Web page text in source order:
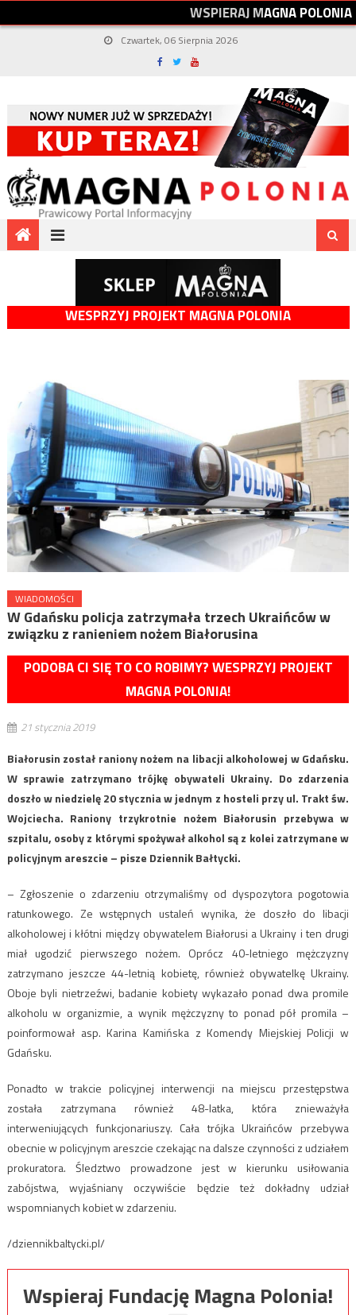
WSPIERAJMAGNAPOLONIA
Czwartek, 06 Sierpnia 2026
WESPRZYJ PROJEKT MAGNA POLONIA
WIADOMOŚCI
W Gdańsku policja zatrzymała trzech Ukraińców w
związku z ranieniem nożem Białorusina
PODOBA CI SIĘ TO CO ROBIMY? WESPRZYJ PROJEKT
MAGNA POLONIA!
21 stycznia 2019
Białorusin został raniony nożem na libacji alkoholowej w Gdańsku.
W sprawie zatrzymano trójkę obywateli Ukrainy. Do zdarzenia
doszło w niedzielę 20 stycznia w jednym z hosteli przy ul. Trakt św.
Wojciecha. Raniony trzykrotnie nożem Białorusin przebywa w
szpitalu, osoby z którymi spożywał alkohol są z kolei zatrzymane w
policyjnym areszcie – pisze Dziennik Bałtycki.
– Zgłoszenie o zdarzeniu otrzymaliśmy od dyspozytora pogotowia
ratunkowego. Ze wstępnych ustaleń wynika, że doszło do libacji
alkoholowej i kłótni między obywatelem Białorusi a Ukrainy i ten drugi
miał ugodzić pierwszego nożem. Oprócz 40-letniego mężczyzny
zatrzymano jeszcze 44-letnią kobietę, również obywatelkę Ukrainy.
Oboje byli nietrzeźwi, badanie kobiety wykazało ponad dwa promile
alkoholu w organizmie, a wynik mężczyzny to ponad pół promila –
poinformował asp. Karina Kamińska z Komendy Miejskiej Policji w
Gdańsku.
Ponadto w trakcie policyjnej interwencji na miejscu przestępstwa
została zatrzymana również 48-latka, która znieważyła
interweniujących funkcjonariuszy. Cała trójka Ukraińców przebywa
obecnie w policyjnym areszcie czekając na dalsze czynności z udziałem
prokuratora. Śledztwo prowadzone jest w kierunku usiłowania
zabójstwa, wyjaśniany oczywiście będzie też dokładny udział
wspomnianych kobiet w zdarzeniu.
/dziennikbaltycki.pl/
Wspieraj Fundację Magna Polonia!